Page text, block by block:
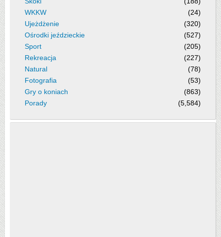
WKKW
(24)
Ujeżdżenie
(320)
Ośrodki jeździeckie
(527)
Sport
(205)
Rekreacja
(227)
Natural
(78)
Fotografia
(53)
Gry o koniach
(863)
Porady
(5,584)